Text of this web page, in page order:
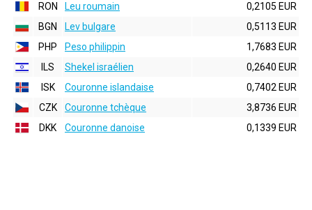
RON
Leu roumain
0,2105 EUR
BGN
Lev bulgare
0,5113 EUR
PHP
Peso philippin
1,7683 EUR
ILS
Shekel israélien
0,2640 EUR
ISK
Couronne islandaise
0,7402 EUR
CZK
Couronne tchèque
3,8736 EUR
DKK
Couronne danoise 0,1339 EUR